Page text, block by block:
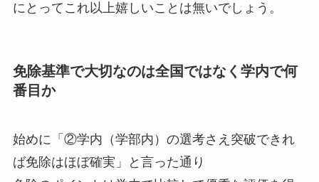
にとってこれ以上嬉しいことは無いでしょう。
免除基準で大切なのは全国ではなく学内で何
番目か
始めに「②学内（学部内）の選考さえ突破できれ
ば免除はほぼ確実」と言った通り